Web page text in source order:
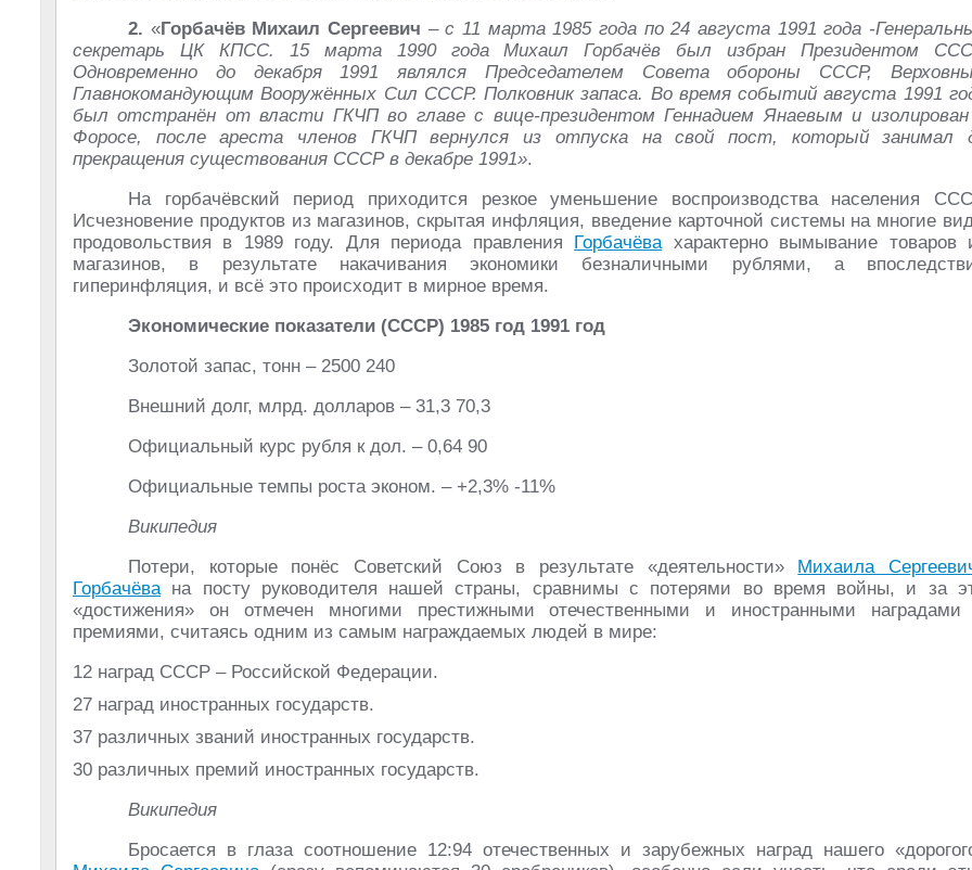
2. «Горбачёв Михаил Сергеевич –с 11 марта 1985 года по 24 августа 1991 года -
секретарь ЦК КПСС. 15 марта 1990 года Михаил Горбачёв был избран Президентом
Одновременно до декабря 1991 являлся Председателем Совета обороны СССР,
Главнокомандующим Вооружённых Сил СССР. Полковник запаса. Во время событий августа 1991
был отстранён от власти ГКЧП во главе с вице-президентом Геннадием Янаевым и
Форосе, после ареста членов ГКЧП вернулся из отпуска на свой пост, который занимал
прекращения существования СССР в декабре 1991».
На горбачёвский период приходится резкое уменьшение воспроизводства населения
Исчезновение продуктов из магазинов, скрытая инфляция, введение карточной системы на многие
продовольствия в 1989 году. Для периода правления Горбачёвахарактерно вымывание товаров
магазинов, в результате накачивания экономики безналичными рублями, а
гиперинфляция, и всё это происходит в мирное время.
Экономические показатели (СССР) 1985 год 1991 год
Золотой запас, тонн – 2500 240
Внешний долг, млрд. долларов – 31,3 70,3
Официальный курс рубля к дол. – 0,64 90
Официальные темпы роста эконом. – +2,3% -11%
Википедия
Потери, которые понёс Советский Союз в результате «деятельности» Михаила
Горбачёвана посту руководителя нашей страны, сравнимы с потерями во время войны, и за
«достижения» он отмечен многими престижными отечественными и иностранными
премиями, считаясь одним из самым награждаемых людей в мире:
12 наград СССР – Российской Федерации.
27 наград иностранных государств.
37 различных званий иностранных государств.
30 различных премий иностранных государств.
Википедия
Бросается в глаза соотношение 12:94 отечественных и зарубежных наград нашего